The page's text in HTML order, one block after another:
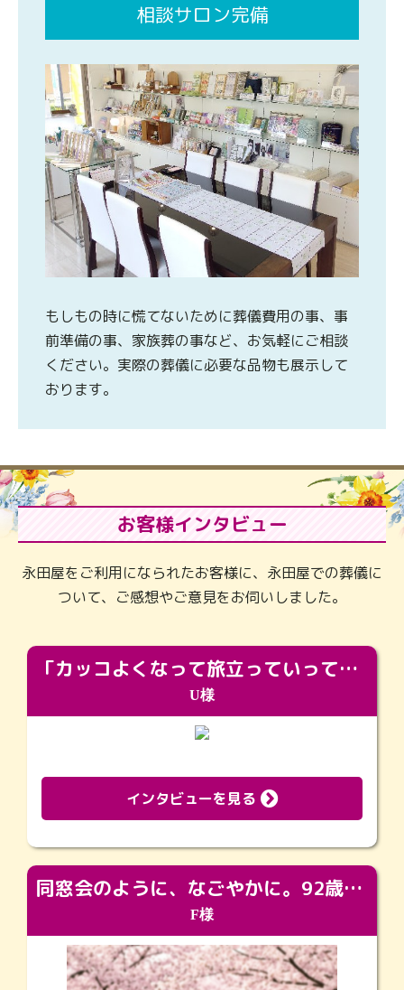
相談サロン完備
もしもの時に慌てないために葬儀費用の事、事
前準備の事、家族葬の事など、お気軽にご相談
ください。実際の葬儀に必要な品物も展示して
おります。
お客様インタビュー
永田屋をご利用になられたお客様に、永田屋での葬儀に
ついて、ご感想やご意見をお伺いしました。
「カッコよくなって旅立っていってくれました（笑）もっとカッコいいって言ってあげればよかったな」
U様
インタビューを見る
同窓会のように、なごやかに。92歳の旅立ちを彩った、再会と感謝の場
F様